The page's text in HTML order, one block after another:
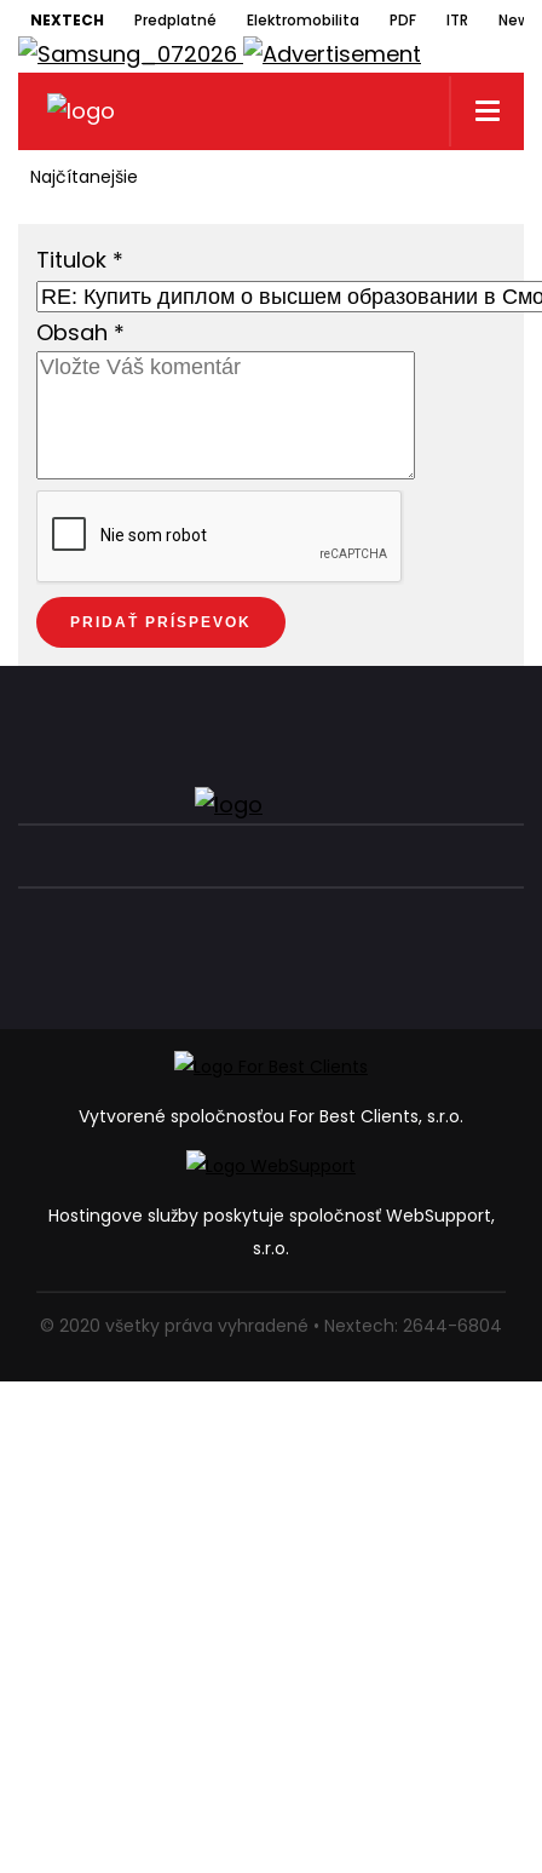
NEXTECH Predplatné Elektromobilita PDF ITR
Najčítanejšie
Titulok *
Obsah *
Vytvorené spoločnosťou For Best Clients, s.r.o.
Hostingove služby poskytuje spoločnosť WebSupport,
s.r.o.
© 2020 všetky práva vyhradené • Nextech: 2644-6804